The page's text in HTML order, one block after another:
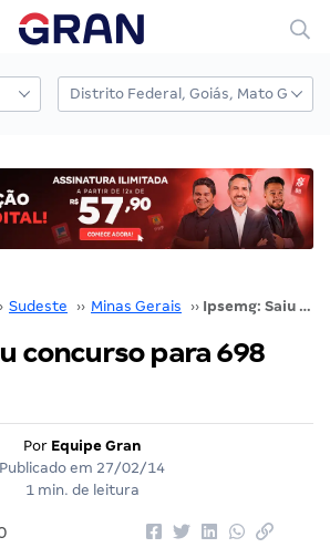
Sudeste ›› Minas Gerais ›› Ipsemg: Saiu concurso para 698 vagas
concurso para 698
Por Equipe Gran
Publicado em 27/02/14
1 min. de leitura